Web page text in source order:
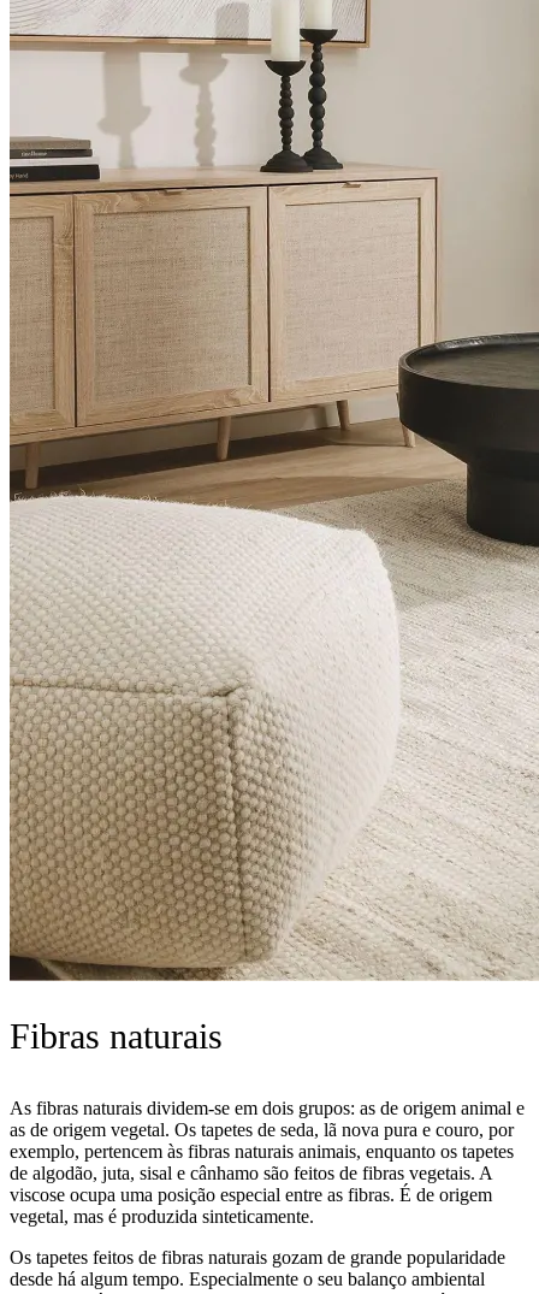
Fibras naturais
As fibras naturais dividem-se em dois grupos: as de origem animal e
as de origem vegetal. Os tapetes de seda, lã nova pura e couro, por
exemplo, pertencem às fibras naturais animais, enquanto os tapetes
de algodão, juta, sisal e cânhamo são feitos de fibras vegetais. A
viscose ocupa uma posição especial entre as fibras. É de origem
vegetal, mas é produzida sinteticamente.
Os tapetes feitos de fibras naturais gozam de grande popularidade
desde há algum tempo. Especialmente o seu balanço ambiental